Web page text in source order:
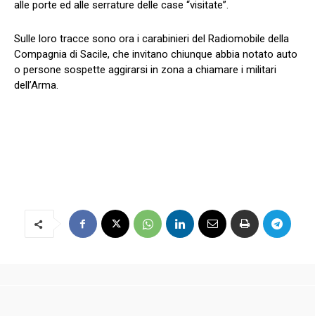
alle porte ed alle serrature delle case “visitate”.
Sulle loro tracce sono ora i carabinieri del Radiomobile della
Compagnia di Sacile, che invitano chiunque abbia notato auto
o persone sospette aggirarsi in zona a chiamare i militari
dell’Arma.